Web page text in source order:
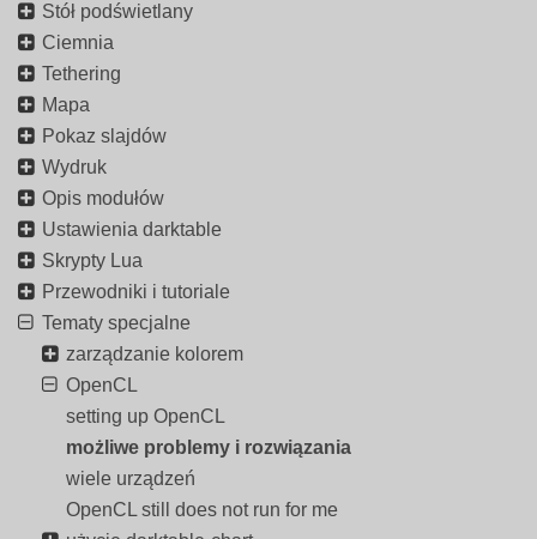
Stół podświetlany
Ciemnia
Tethering
Mapa
Pokaz slajdów
Wydruk
Opis modułów
Ustawienia darktable
Skrypty Lua
Przewodniki i tutoriale
Tematy specjalne
zarządzanie kolorem
OpenCL
setting up OpenCL
możliwe problemy i rozwiązania
wiele urządzeń
OpenCL still does not run for me